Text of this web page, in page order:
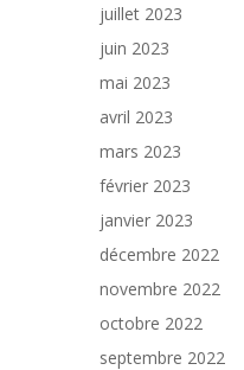
juillet 2023
juin 2023
mai 2023
avril 2023
mars 2023
février 2023
janvier 2023
décembre 2022
novembre 2022
octobre 2022
septembre 2022